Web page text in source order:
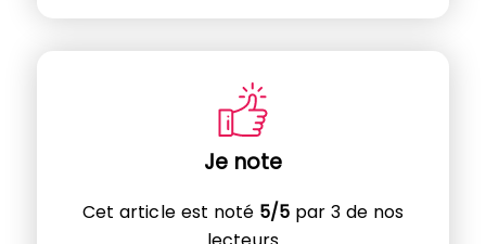
Je note
Cet article est noté 5/5 par 3 de nos